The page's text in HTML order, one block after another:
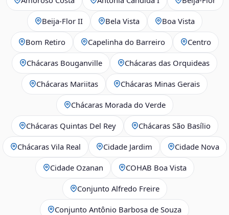
Beija‑Flor II Bela Vista Boa Vista
Bom Retiro Capelinha do Barreiro Centro
Chácaras Bouganville Chácaras das Orquideas
Chácaras Mariitas Chácaras Minas Gerais
Chácaras Morada do Verde
Chácaras Quintas Del Rey Chácaras São Basílio
Chácaras Vila Real Cidade Jardim Cidade Nova
Cidade Ozanan COHAB Boa Vista
Conjunto Alfredo Freire
Conjunto Antônio Barbosa de Souza